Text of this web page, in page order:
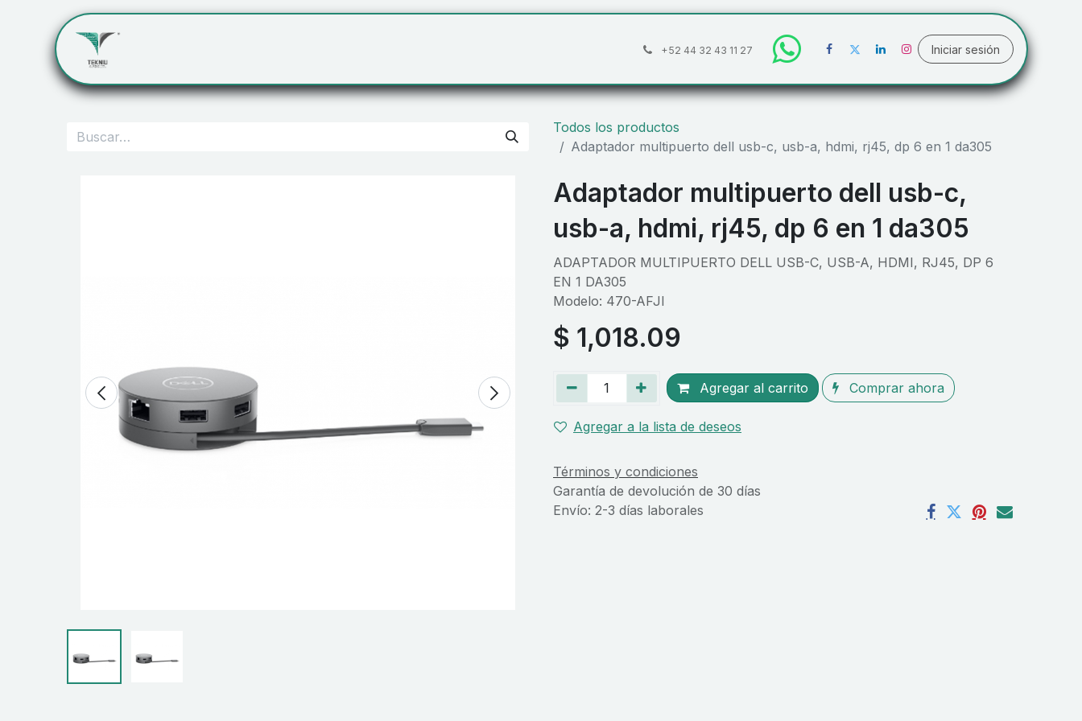
+52 44 32 43 11 27 Iniciar sesión
Todos los productos
Adaptador multipuerto dell usb-c, usb-a, hdmi, rj45, dp 6 en 1 da305
Adaptador multipuerto dell usb-c,
usb-a, hdmi, rj45, dp 6 en 1 da305
ADAPTADOR MULTIPUERTO DELL USB-C, USB-A, HDMI, RJ45, DP 6
EN 1 DA305
Modelo: 470-AFJI
$ 1,018.09
Agregar al carrito Comprar ahora
Agregar a la lista de deseos
Términos y condiciones
Garantía de devolución de 30 días
Envío: 2-3 días laborales